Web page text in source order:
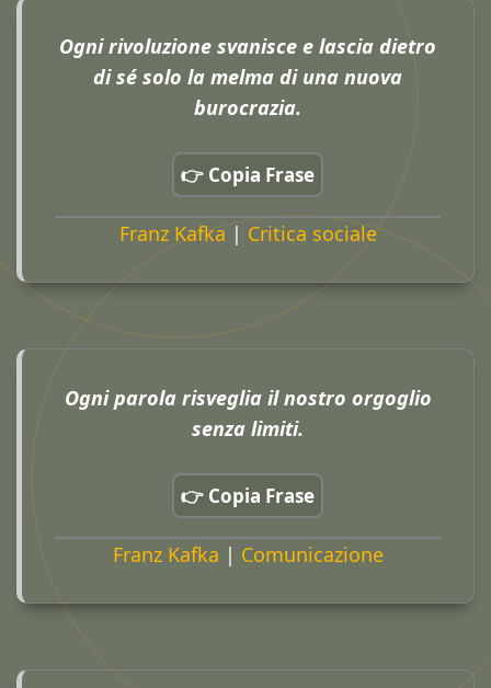
Ogni rivoluzione svanisce e lascia dietro
di sé solo la melma di una nuova
burocrazia.
👉 Copia Frase
Franz Kafka | Critica sociale
Ogni parola risveglia il nostro orgoglio
senza limiti.
👉 Copia Frase
Franz Kafka | Comunicazione